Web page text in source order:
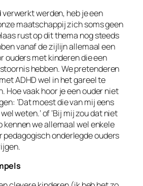
verwerkt werden, heb je een
maatschappij zich soms geen
rust op dit thema nog steeds
vanaf de zijlijn allemaal een
ouders met kinderen die een
hebben. We pretenderen
ADHD wel in het gareel te
Hoe vaak hoor je een ouder niet
‘Dat moest die van mij eens
weten.’ of ‘Bij mij zou dat niet
kennen we allemaal wel enkele
pedagogisch onderlegde ouders